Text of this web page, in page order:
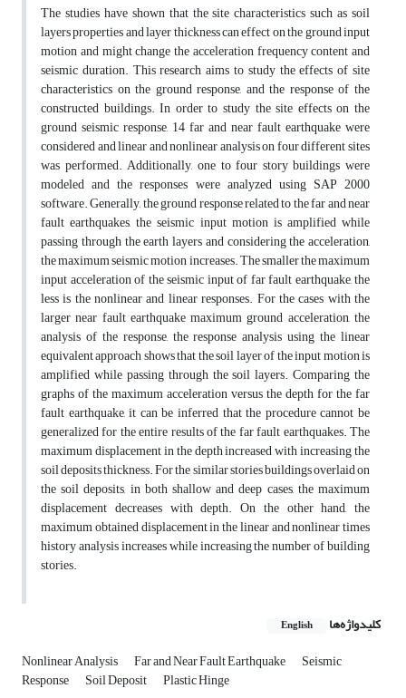
The studies have shown that the site characteristics such as soil
layers properties and layer thickness can effect on the ground input
motion and might change the acceleration frequency content and
seismic duration. This research aims to study the effects of site
characteristics on the ground response, and the response of the
constructed buildings. In order to study the site effects on the
ground seismic response, 14 far and near fault earthquake were
considered and linear and nonlinear analysis on four different sites
was performed. Additionally, one to four story buildings were
modeled and the responses were analyzed using SAP 2000
software. Generally, the ground response related to the far and near
fault earthquakes, the seismic input motion is amplified while
passing through the earth layers and considering the acceleration,
the maximum seismic motion increases. The smaller the maximum
input acceleration of the seismic input of far fault earthquake, the
less is the nonlinear and linear responses. For the cases with the
larger near fault earthquake maximum ground acceleration, the
analysis of the response, the response analysis using the linear
equivalent approach shows that the soil layer of the input motion is
amplified while passing through the soil layers. Comparing the
graphs of the maximum acceleration versus the depth for the far
fault earthquake, it can be inferred that the procedure cannot be
generalized for the entire results of the far fault earthquakes. The
maximum displacement in the depth increased with increasing the
soil deposits thickness. For the similar stories buildings overlaid on
the soil deposits, in both shallow and deep cases, the maximum
displacement decreases with depth. On the other hand, the
maximum obtained displacement in the linear and nonlinear times
history analysis increases while increasing the number of building
stories.
کلیدواژه‌ها English
Nonlinear Analysis Far and Near Fault Earthquake Seismic
Response Soil Deposit Plastic Hinge